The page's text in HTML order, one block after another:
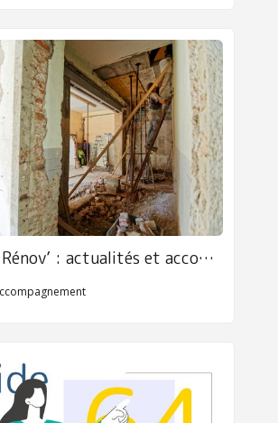
Ma Prime Rénov’ : actualités et accompagnement